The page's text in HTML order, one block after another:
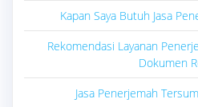
Kapan Saya Butuh Jasa
Rekomendasi Layanan
Dokumen
Jasa Penerjemah